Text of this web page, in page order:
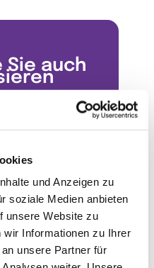
und Anzeigen zu
soziale Medien anbieten
unsere Website zu
wir Informationen zu Ihrer
unsere Partner für
Sie auch